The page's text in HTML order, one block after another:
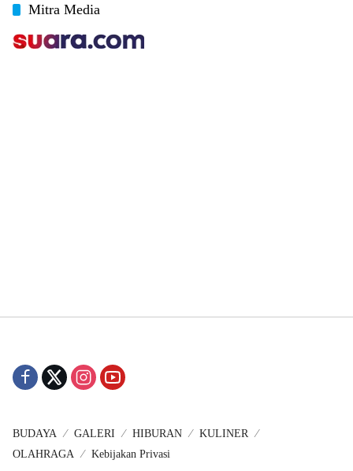
Mitra Media
BUDAYA GALERI HIBURAN
KULINER
OLAHRAGA
Kebijakan Privasi